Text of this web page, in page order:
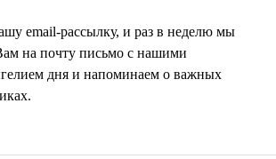
email-рассылку, и раз в неделю мы
на почту письмо с нашими
дня и напоминаем о важных